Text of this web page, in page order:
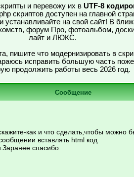
и перевожу их в UTF-8
скриптов доступен на главной
устанавливайте на свой сайт! В
форум Про, фотоальбом,
лайт и ЛЮКС.
пишите что модернизировать в
исправить большую часть
продолжить работы весь 2026 год.
Сообщение
как и что сделать,чтобы можно
вставлять html код
спасибо.